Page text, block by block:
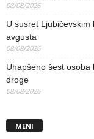
08/08/2026
U susret Ljubičevskim
avgusta
08/08/2026
Uhapšeno šest
droge
08/08/2026
MENI